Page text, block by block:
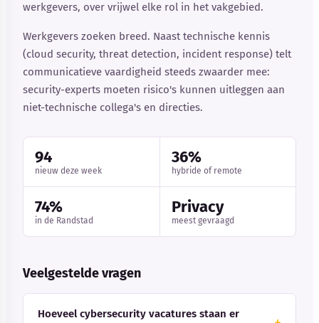
werkgevers, over vrijwel elke rol in het vakgebied.
Werkgevers zoeken breed. Naast technische kennis
(cloud security, threat detection, incident response) telt
communicatieve vaardigheid steeds zwaarder mee:
security-experts moeten risico's kunnen uitleggen aan
niet-technische collega's en directies.
94
nieuw deze week
36%
hybride of remote
74%
in de Randstad
Privacy
meest gevraagd
Veelgestelde vragen
Hoeveel cybersecurity vacatures staan er